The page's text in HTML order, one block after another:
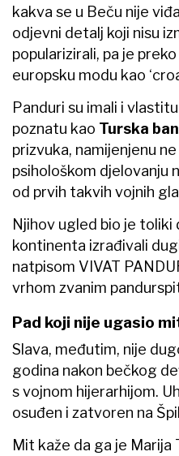
kakva se u Beču nije
odjevni detalj koji nisu
popularizirali, pa je
europsku modu kao
Panduri su imali i
poznatu kao Turska
prizvuka, namijenjenu
psihološkom djelovanju
od prvih takvih vojnih
Njihov ugled bio je toliki
kontinenta izrađivali
natpisom VIVAT
vrhom zvanim
Pad koji nije ugasio
Slava, međutim, nije
godina nakon bečkog
s vojnom hijerarhijom.
osuđen i zatvoren na
Mit kaže da ga je Marija